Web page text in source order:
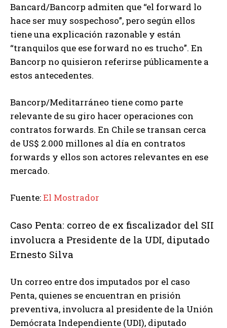
Bancard/Bancorp admiten que “el forward lo
hace ser muy sospechoso”, pero según ellos
tiene una explicación razonable y están
“tranquilos que ese forward no es trucho”. En
Bancorp no quisieron referirse públicamente a
estos antecedentes.
Bancorp/Meditarráneo tiene como parte
relevante de su giro hacer operaciones con
contratos forwards. En Chile se transan cerca
de US$ 2.000 millones al día en contratos
forwards y ellos son actores relevantes en ese
mercado.
Fuente:El Mostrador
Caso Penta: correo de ex fiscalizador del SII
involucra a Presidente de la UDI, diputado
Ernesto Silva
Un correo entre dos imputados por el caso
Penta, quienes se encuentran en prisión
preventiva, involucra al presidente de la Unión
Demócrata Independiente (UDI), diputado